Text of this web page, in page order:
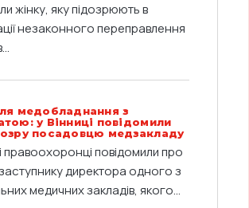
жінку, яку підозрюють в
незаконного переправлення
медобладнання з
у Вінниці повідомили
посадовцю медзакладу
правоохоронці повідомили про
директора одного з
медичних закладів, якого...